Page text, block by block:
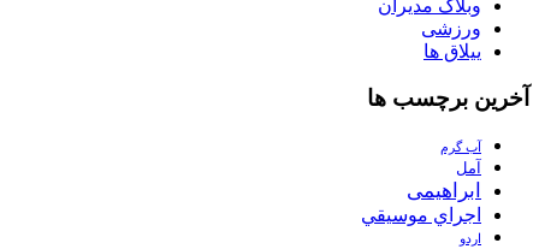
وبلاگ مدیران
ورزشی
ییلاق ها
آخرین برچسب ها
آب گرم
آمل
ابراهیمی
اجراي موسيقي
اردو